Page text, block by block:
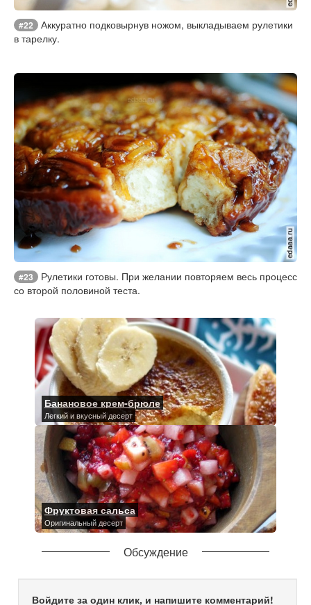
#22
Аккуратно подковырнув ножом, выкладываем рулетики
в тарелку.
#23
Рулетики готовы. При желании повторяем весь процесс
со второй половиной теста.
Банановое крем-брюле
Легкий и вкусный десерт
Фруктовая сальса
Оригинальный десерт
Обсуждение
Войдите за один клик, и напишите комментарий!